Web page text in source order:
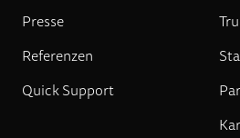
Presse
Referenzen
Quick Support